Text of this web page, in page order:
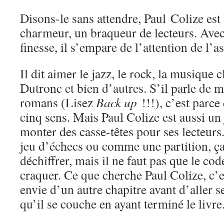
Disons-le sans attendre, Paul Colize
charmeur, un braqueur de lecteurs.
finesse, il s’empare de l’attention de
Il dit aimer le jazz, le rock, la musique
Dutronc et bien d’autres. S’il parle de
romans (LisezBack up !!!), c’est
cinq sens. Mais Paul Colize est aussi
monter des casse-têtes pour ses
jeu d’échecs ou comme une partition,
déchiffrer, mais il ne faut pas que le
craquer. Ce que cherche Paul Colize,
envie d’un autre chapitre avant d’aller
qu’il se couche en ayant terminé le